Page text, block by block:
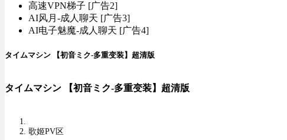
高速VPN梯子 [广告2]
AI风月-成人聊天 [广告3]
AI电子魅魔-成人聊天 [广告4]
タイムマシン 【初音ミク-多重变装】超清版
タイムマシン 【初音ミク-多重变装】超清版
歌姬PV区